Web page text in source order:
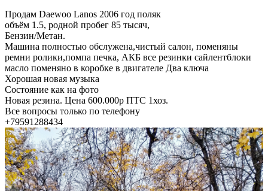
Продам Daewoo Lanos 2006 год поляк
объём 1.5, родной пробег 85 тысяч,
Бензин/Метан.
Машина полностью обслужена,чистый салон, поменяны
ремни ролики,помпа печка, АКБ все резинки сайлентблоки
масло поменяно в коробке в двигателе Два ключа
Хорошая новая музыка
Состояние как на фото
Новая резина. Цена 600.000р ПТС 1хоз.
Все вопросы только по телефону
+79591288434